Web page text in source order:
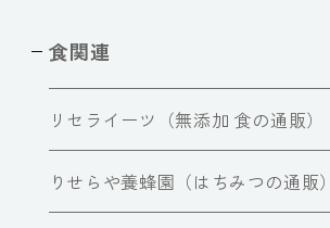
食関連
リセライーツ（無添加 食の通販）
りせらや養蜂園（はちみつの通販）